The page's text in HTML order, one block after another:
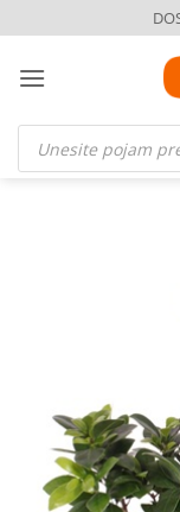
to
content
Products
search